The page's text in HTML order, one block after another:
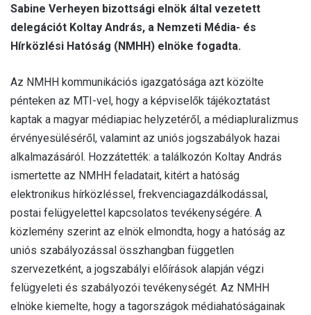
Sabine Verheyen bizottsági elnök által vezetett
delegációt Koltay András, a Nemzeti Média- és
Hírközlési Hatóság (NMHH) elnöke fogadta.
Az NMHH kommunikációs igazgatósága azt közölte
pénteken az MTI-vel, hogy a képviselők tájékoztatást
kaptak a magyar médiapiac helyzetéről, a médiapluralizmus
érvényesüléséről, valamint az uniós jogszabályok hazai
alkalmazásáról. Hozzátették: a találkozón Koltay András
ismertette az NMHH feladatait, kitért a hatóság
elektronikus hírközléssel, frekvenciagazdálkodással,
postai felügyelettel kapcsolatos tevékenységére. A
közlemény szerint az elnök elmondta, hogy a hatóság az
uniós szabályozással összhangban független
szervezetként, a jogszabályi előírások alapján végzi
felügyeleti és szabályozói tevékenységét. Az NMHH
elnöke kiemelte, hogy a tagországok médiahatóságainak